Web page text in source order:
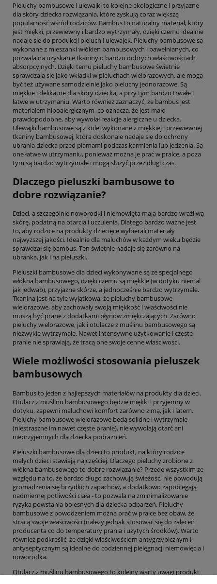
Pieluchy bambusowe i ulewajki to kolejne ekologiczne i przyjazne
dla skóry dziecka rozwiązania, które zyskują coraz większą
popularność wśród rodziców. Bambus to naturalny materiał, który
jest miękki, przewiewny i bardzo wytrzymały, dzięki czemu idealnie
nadaje się do produkcji pieluch i ulewajek. Pieluchy bambusowe są
wykonane z mieszanki włókien bambusowych i bawełnianych, co
pozwala na uzyskanie tkaniny o bardzo dobrych właściwościach
absorpcyjnych. Dzięki temu pieluchy bambusowe świetnie
sprawdzają się jako wkładki w pieluchach wielorazowych, ale mogą
być też używane samodzielnie jako pieluchy jednorazowe. Są
miękkie i delikatne dla skóry dziecka, a przy tym bardzo trwałe i
łatwe w utrzymaniu. Warto również zaznaczyć, że bambus jest
materiałem hipoalergicznym, co oznacza, że jest mało
prawdopodobne, aby wywołał reakcje alergiczne u dziecka.
Ulewajki bambusowe są z kolei wykonane z miękkiej i przewiewnej
tkaniny bambusowej, która doskonale nadaje się do ochrony
ubrania dziecka przed plamami podczas karmienia lub jedzenia. Są
one łatwe w utrzymaniu, ponieważ można je prać w pralce, a poza
tym są bardzo wytrzymałe i mogą służyć przez długi czas.
Dlaczego pieluszki bambusowe to
dobre rozwiązanie?
Dzieci, a szczególnie noworodki i niemowlęta mają bardzo wrażliwą
skórę, podatną na otarcia i uczulenia. Dlatego bardzo ważne jest
to, aby rodzice na produkty dziecięce wybierali materiały
najwyższej jakości. Idealnie dla maluchów w każdym wieku będzie
sprawdzał się bambus. Ten świetnie nadaje się zarówno na
ubranka, jak i na pieluszki.
Pieluszki bambusowe dla dzieci wykonywane są ze specjalnego
włókna bambusowego, dzięki czemu są miękkie (w dotyku niemal
jak jedwab), przyjazne skórze, a jednocześnie bardzo wytrzymałe.
Tkanina jest na tyle wyjątkowa, że pieluchy bambusowe
wielorazowe, aby zachowały swoją miękkość i właściwości nie
muszą być prane z dodatkami płynów zmiękczających. Zarówno
pieluchy wielorazowe, jak i otulacze z muślinu bambusowego są
niezwykle wytrzymałe. Nawet intensywne użytkowanie i częste
pranie nie sprawiają, że tracą one swoje cenne właściwości.
Wiele możliwości stosowania pieluszek
bambusowych
Bambus to jeden z najlepszych materiałów na produkty dla dzieci.
Otulacz z muślinu bambusowego będzie miękki i przyjemny w
dotyku, zapewni maluchowi komfort zarówno zimą, jak i latem.
Pieluchy bambusowe wielorazowe będą solidne i wytrzymałe
(niestraszne im nawet częste pranie), nie wywołają otarć ani
nieprzyjemnych dla dziecka podrażnień.
Pieluszki bambusowe dla dzieci to produkt, na który rodzice
małych dzieci stawiają najczęściej. Dlaczego pieluchy zrobione z
włókna bambusowego to dobre rozwiązanie? Przede wszystkim ze
względu na to, że bardzo długo zachowują świeżość, nie powodują
gromadzenia się brzydkich zapachów, a dodatkowo zapobiegają
nadmiernej potliwości ciała - to pozwala na zminimalizowanie
ryzyka powstania bolesnych dla dziecka odparzeń. Pieluchy
bambusowe z powodzeniem można prać w pralce bez obaw, że
stracą swoje właściwości (należy jednak stosować się do zaleceń
producenta co do temperatury prania i użytych środków). Warto
również podkreślić, że dzięki właściwościom antygrzybicznym i
antyseptycznym są idealne do codziennej pielęgnacji niemowlęcia i
noworodka.
Otulacz z muślinu bambusowego to kolejny warty uwagi produkt